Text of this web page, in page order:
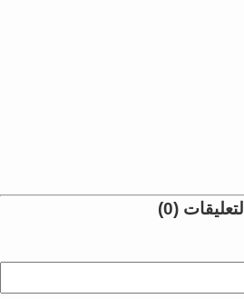
التعليقات (0)